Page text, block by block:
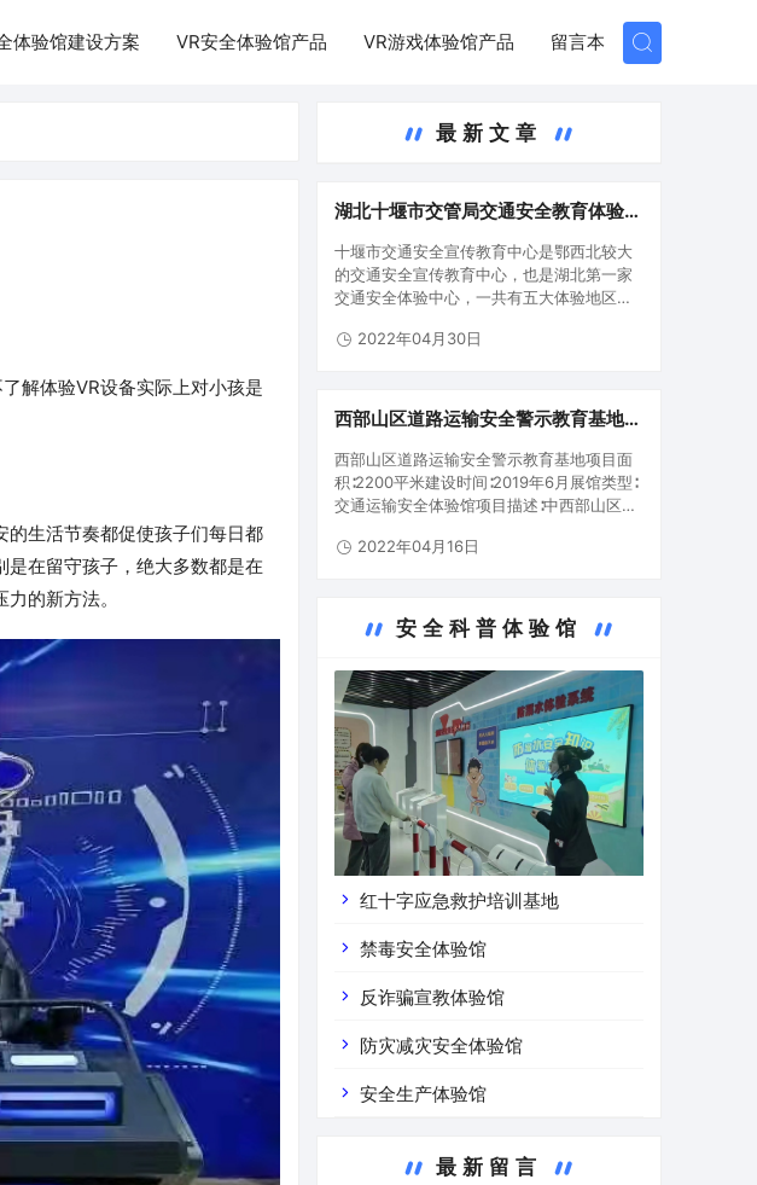
体验馆建设方案 VR安全体验馆产品 VR游戏体验馆产品 留言本
解体验VR设备实际上对小孩是
生活节奏都促使孩子们每日都
在留守孩子，绝大多数都是在
力的新方法。
最新文章
湖北十堰市交管局交通安全教育体验基
十堰市交通安全宣传教育中心是鄂西北较大
的交通安全宣传教育中心，也是湖北第一家
交通安全体验中心，一共有五大体验地区。
区：交通安全专业知识学习培训区第三地
2022年04月30日
西部山区道路运输安全警示教育基地,
育培训基地
西部山区道路运输安全警示教育基地项目面
积∶2200平米建设时间∶2019年6月展馆类型∶
交通运输安全体验馆项目描述∶中西部山区地
部、贵州市人民政府共创的西部地区第一个
2022年04月16日
安全科普体验馆
红十字应急救护培训基地
禁毒安全体验馆
反诈骗宣教体验馆
防灾减灾安全体验馆
安全生产体验馆
最新留言